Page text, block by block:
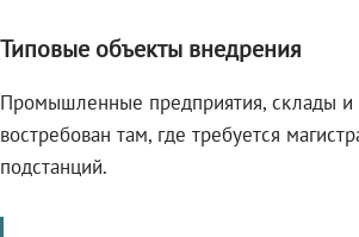
Типовые объекты внедрения
Промышленные предприятия, склады и
востребован там, где требуется
подстанций.